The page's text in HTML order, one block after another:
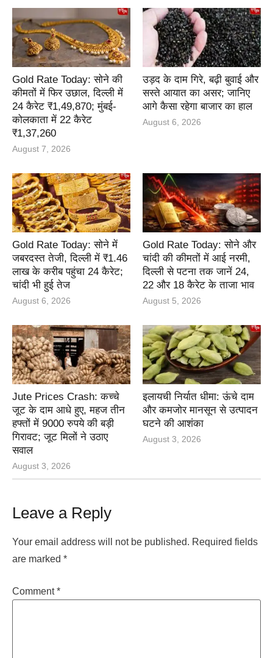
Gold Rate Today: सोने की
कीमतों में फिर उछाल, दिल्ली में
24 कैरेट ₹1,49,870; मुंबई-
कोलकाता में 22 कैरेट
₹1,37,260
August 7, 2026
उड़द के दाम गिरे, बढ़ी बुवाई और
सस्ते आयात का असर; जानिए
आगे कैसा रहेगा बाजार का हाल
August 6, 2026
Gold Rate Today: सोने में
जबरदस्त तेजी, दिल्ली में ₹1.46
लाख के करीब पहुंचा 24 कैरेट;
चांदी भी हुई तेज
August 6, 2026
Gold Rate Today: सोने और
चांदी की कीमतों में आई नरमी,
दिल्ली से पटना तक जानें 24,
22 और 18 कैरेट के ताजा भाव
August 5, 2026
Jute Prices Crash: कच्चे
जूट के दाम आधे हुए, महज तीन
हफ्तों में 9000 रुपये की बड़ी
गिरावट; जूट मिलों ने उठाए
सवाल
August 3, 2026
इलायची निर्यात धीमा: ऊंचे दाम
और कमजोर मानसून से उत्पादन
घटने की आशंका
August 3, 2026
Leave a Reply
Your email address will not be published. Required fields
are marked *
Comment*